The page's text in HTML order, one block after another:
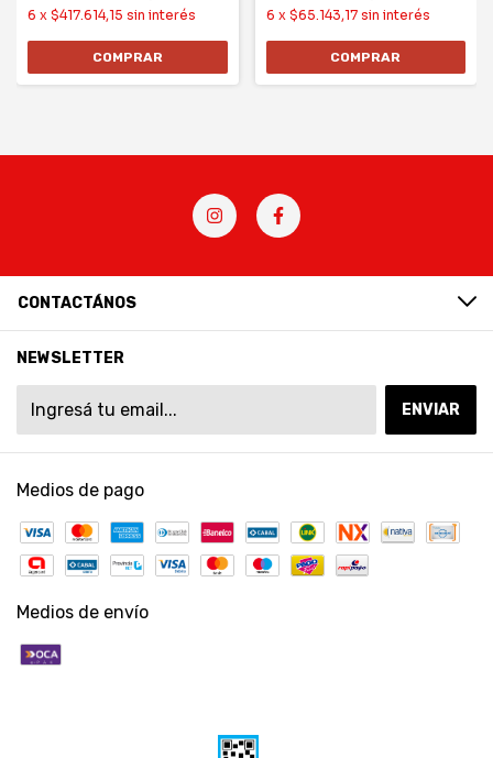
6 x $417.614,15 sin interés 6 x $65.143,17 sin interés
CONTACTÁNOS
NEWSLETTER
Medios de pago
Medios de envío